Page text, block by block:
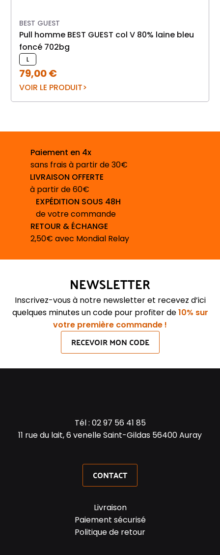
BEST GUEST
pull homme BEST GUEST col V 80% laine bleu
foncé 702bg
L
79,00€
VOIR LE PRODUIT
Paiement en 4x
sans frais à partir de 30€
LIVRAISON OFFERTE
à partir de 60€
EXPÉDITION SOUS 48H
de votre commande
RETOUR & ÉCHANGE
2,50€ avec Mondial Relay
NEWSLETTER
Inscrivez-vous à notre newsletter et recevez d’ici
quelques minutes un code pour profiter de10% sur
votre première commande !
RECEVOIR MON CODE
Tél : 02 97 56 41 85
11 rue du lait, 6 venelle Saint-Gildas 56400 Auray
CONTACT
Livraison
Paiement sécurisé
Politique de retour